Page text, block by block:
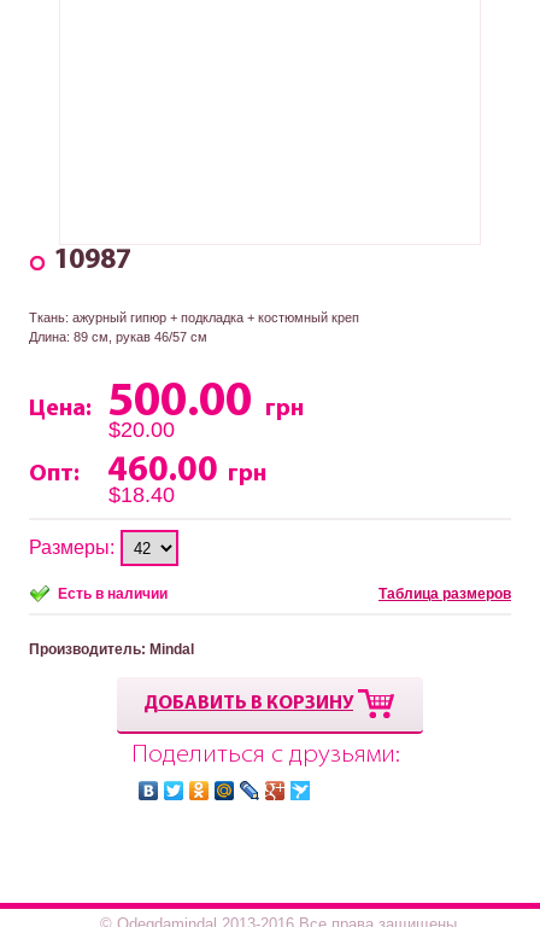
10987
Ткань: ажурный гипюр + подкладка + костюмный креп
Длина: 89 см, рукав 46/57 см
Цена: 500.00
грн
$20.00
Опт:
460.00 грн
$18.40
Размеры:
Есть в наличии Таблица размеров
Производитель: Mindal
ДОБАВИТЬ В КОРЗИНУ
Поделиться с друзьями: